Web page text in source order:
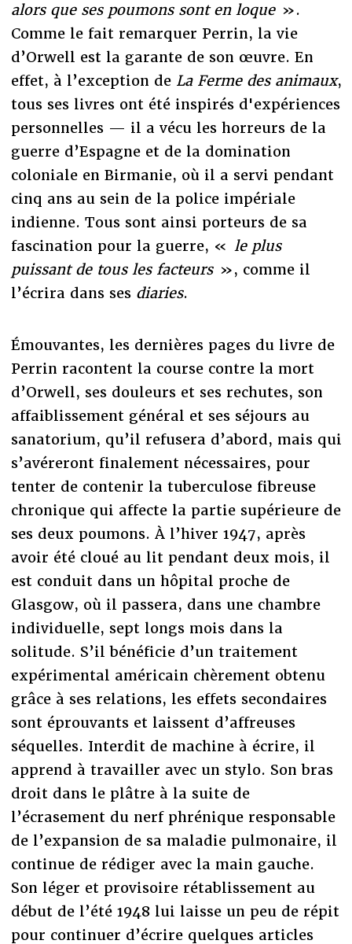
alors que ses poumons sont en loque».
Comme le fait remarquer Perrin, la vie
d’Orwell est la garante de son œuvre. En
effet, à l’exception de La Ferme des animaux,
tous ses livres ont été inspirés d'expériences
personnelles — il a vécu les horreurs de la
guerre d’Espagne et de la domination
coloniale en Birmanie, où il a servi pendant
cinq ans au sein de la police impériale
indienne. Tous sont ainsi porteurs de sa
fascination pour la guerre, « le plus
puissant de tous les facteurs», comme il
l’écrira dans ses diaries.
Émouvantes, les dernières pages du livre de
Perrin racontent la course contre la mort
d’Orwell, ses douleurs et ses rechutes, son
affaiblissement général et ses séjours au
sanatorium, qu’il refusera d’abord, mais qui
s’avéreront finalement nécessaires, pour
tenter de contenir la tuberculose fibreuse
chronique qui affecte la partie supérieure de
ses deux poumons. À l’hiver 1947, après
avoir été cloué au lit pendant deux mois, il
est conduit dans un hôpital proche de
Glasgow, où il passera, dans une chambre
individuelle, sept longs mois dans la
solitude. S’il bénéficie d’un traitement
expérimental américain chèrement obtenu
grâce à ses relations, les effets secondaires
sont éprouvants et laissent d’affreuses
séquelles. Interdit de machine à écrire, il
apprend à travailler avec un stylo. Son bras
droit dans le plâtre à la suite de
l’écrasement du nerf phrénique responsable
de l’expansion de sa maladie pulmonaire, il
continue de rédiger avec la main gauche.
Son léger et provisoire rétablissement au
début de l’été 1948 lui laisse un peu de répit
pour continuer d’écrire quelques articles